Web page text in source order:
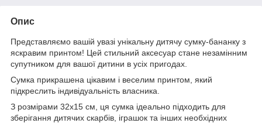
Опис
Представляємо вашій увазі унікальну дитячу сумку-бананку з
яскравим принтом! Цей стильний аксесуар стане незамінним
супутником для вашої дитини в усіх пригодах.
Сумка прикрашена цікавим і веселим принтом, який
підкреслить індивідуальність власника.
З розмірами 32х15 см, ця сумка ідеально підходить для
зберігання дитячих скарбів, іграшок та інших необхідних